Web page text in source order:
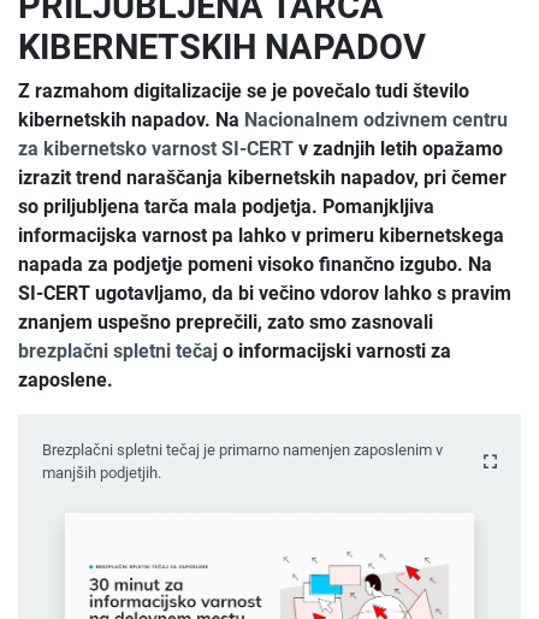
KIBERNETSKIH NAPADOV
Z razmahom digitalizacije se je povečalo tudi število
kibernetskih napadov. Na Nacionalnem odzivnem centru
za kibernetsko varnost SI-CERT v zadnjih letih opažamo
izrazit trend naraščanja kibernetskih napadov, pri čemer
so priljubljena tarča mala podjetja. Pomanjkljiva
informacijska varnost pa lahko v primeru kibernetskega
napada za podjetje pomeni visoko finančno izgubo. Na
SI-CERT ugotavljamo, da bi večino vdorov lahko s pravim
znanjem uspešno preprečili, zato smo zasnovali
brezplačni spletni tečaj o informacijski varnosti za
zaposlene.
Brezplačni spletni tečaj je primarno namenjen zaposlenim v
manjših podjetjih.